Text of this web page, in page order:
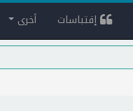
إقتباسات أخرى